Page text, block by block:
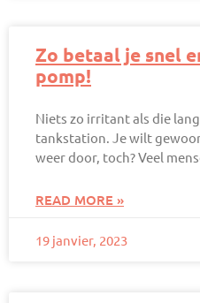
Zo betaal je snel
pomp!
Niets zo irritant als die
tankstation. Je wilt
weer door, toch? Veel
READ MORE »
19 janvier, 2023